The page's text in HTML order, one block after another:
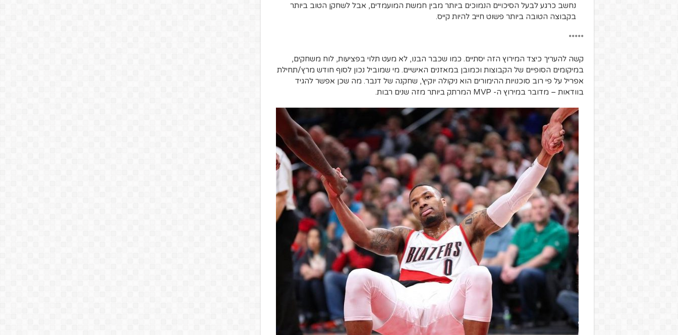
נחשב כרגע לבעל הסיכויים הנמוכים ביותר מבין חמשת המועמדים, אבל לשחקן הטוב ביותר
בקבוצה הטובה ביותר פשוט חייב להיות קייס.
*****
קשה להעריך כיצד המירוץ הזה יסתיים. כמו שכבר הבנו, לא מעט תלוי בפציעות, לוח משחקים,
במיקומים הסופיים של הקבוצות וכמובן במאזנים האישיים. מי שמוביל נכון לסוף חודש מרץ/תחילת
אפריל על פי רוב סוכנויות ההימורים הוא ניקולה יוקיץ', שחקנה של דנבר. מה שכן אפשר להגיד
בוודאות – מדובר במירוץ ה- MVP המרתק ביותר מזה שנים רבות.